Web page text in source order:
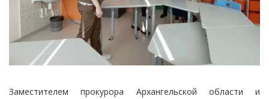
Заместителем прокурора Архангельской области и